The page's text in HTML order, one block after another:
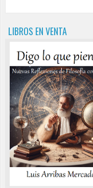
LIBROS EN VENTA